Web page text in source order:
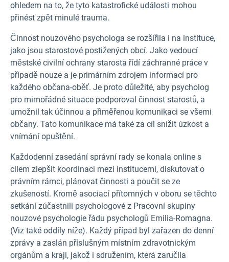
ohledem na to, že tyto katastrofické události mohou
přinést zpět minulé trauma.
Činnost nouzového psychologa se rozšířila i na instituce,
jako jsou starostové postižených obcí. Jako vedoucí
městské civilní ochrany starosta řídí záchranné práce v
případě nouze a je primárním zdrojem informací pro
každého občana-oběť. Je proto důležité, aby psycholog
pro mimořádné situace podporoval činnost starostů, a
umožnil tak účinnou a přiměřenou komunikaci se všemi
občany. Tato komunikace má také za cíl snížit úzkost a
vnímání opuštění.
Každodenní zasedání správní rady se konala online s
cílem zlepšit koordinaci mezi institucemi, diskutovat o
právním rámci, plánovat činnosti a poučit se ze
zkušeností. Kromě asociací přítomných v oboru se těchto
setkání zúčastnili psychologové z Pracovní skupiny
nouzové psychologie řádu psychologů Emilia-Romagna.
(Viz také oddíly níže). Každý případ byl zařazen do denní
zprávy a zaslán příslušným místním zdravotnickým
orgánům a kraji, jakož i sdružením, která zaručila